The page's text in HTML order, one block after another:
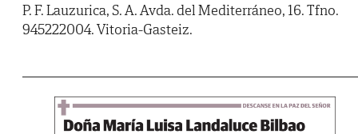
P. F. Lauzurica, S. A. Avda. del Mediterráneo, 16. Tfno.
945222004. Vitoria-Gasteiz.